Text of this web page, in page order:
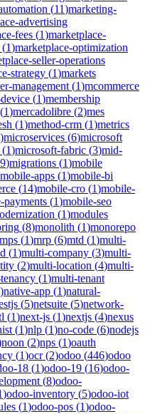
(11)marketing-
advertising
fees (1)marketplace-
(1)marketplace-optimization
seller-operations
strategy (1)markets
management (1)mcommerce
(1)membership
(1)mercadolibre (2)mes
(1)method-crm (1)metrics
)microservices (6)microsoft
(1)microsoft-fabric (3)mid-
)migrations (1)mobile
mobile-apps (1)mobile-bi
(14)mobile-cro (1)mobile-
payments (1)mobile-seo
(1)modules
(8)monolith (1)monorepo
mps (1)mrp (6)mtd (1)multi-
(1)multi-company (3)multi-
(2)multi-location (4)multi-
(1)multi-tenant
)native-app (1)natural-
(5)netsuite (5)network-
(1)next-js (1)nextjs (4)nexus
(1)nlp (1)no-code (6)nodejs
noon (2)nps (1)oauth
(1)ocr(2)odoo (446)odoo
18 (1)odoo-19 (16)odoo-
(8)odoo-
)odoo-inventory (5)odoo-iot
(1)odoo-pos (1)odoo-